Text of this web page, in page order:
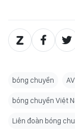
bóng chuyền
bóng chuyền Việt
Liên đoàn bóng